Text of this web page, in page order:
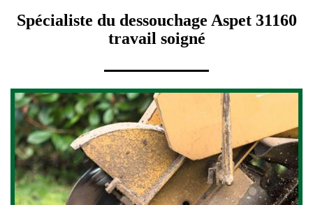
Spécialiste du dessouchage Aspet 31160
travail soigné